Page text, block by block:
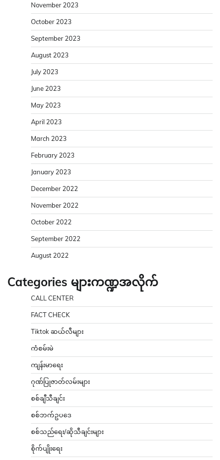
November 2023
October 2023
September 2023
August 2023
July 2023
June 2023
May 2023
April 2023
March 2023
February 2023
January 2023
December 2022
November 2022
October 2022
September 2022
August 2022
Categories များကဏ္ဍအလိုက်
CALL CENTER
FACT CHECK
Tiktok ဆယ်လီများ
ကံစမ်းမဲ
ကျန်းမာရေး
ဂုဏ်ပြုဇာတ်လမ်းများ
စစ်ချီသီချင်း
စစ်ဘက်ဥပဒေ
စစ်သည်ရေး/ဆိုသီချင်းများ
စိုက်ပျိုးရေး